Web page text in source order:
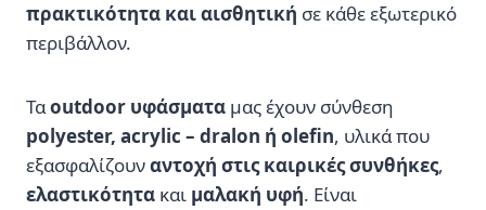
πρακτικότητα και αισθητική σε κάθε εξωτερικό
περιβάλλον.
Ταoutdoor υφάσματα μας έχουν σύνθεση
polyester, acrylic – dralon ή olefin, υλικά που
εξασφαλίζουναντοχή στις καιρικές συνθήκες,
ελαστικότητα και μαλακή υφή. Είναι